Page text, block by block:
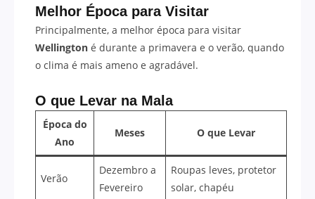
Melhor Época para Visitar
Principalmente, a melhor época para visitar
Wellington é durante a primavera e o verão, quando
o clima é mais ameno e agradável.
O que Levar na Mala
Época do
Ano
Meses O que Levar
Verão
Dezembro a
Fevereiro
Roupas leves, protetor
solar, chapéu